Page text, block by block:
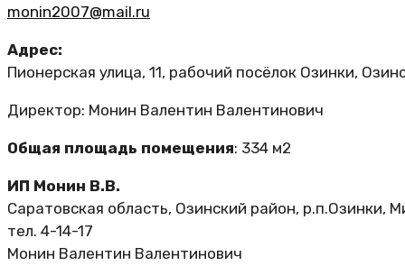
monin2007@mail.ru
Адрес:
Пионерская улица, 11, рабочий посёлок Озинки,
Директор: Монин Валентин Валентинович
Общая площадь помещения: 334 м2
ИП Монин В.В.
Саратовская область, Озинский район, р.п.Озинки,
тел. 4-14-17
Монин Валентин Валентинович